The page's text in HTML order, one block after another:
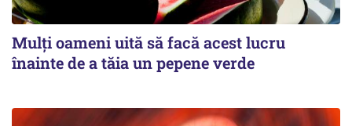
Mulți oameni uită să facă acest lucru
înainte de a tăia un pepene verde